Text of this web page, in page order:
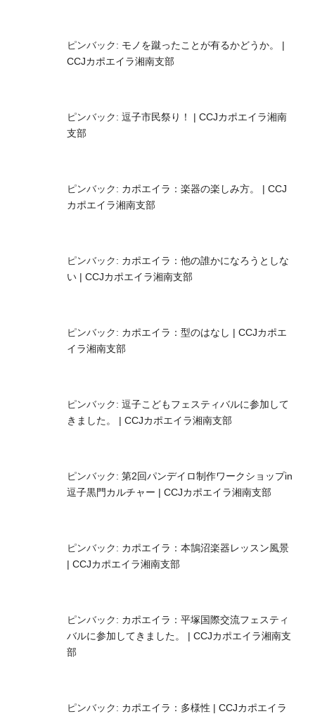
ピンバック: モノを蹴ったことが有るかどうか。 |
CCJカポエイラ湘南支部
ピンバック: 逗子市民祭り！ | CCJカポエイラ湘南
支部
ピンバック: カポエイラ：楽器の楽しみ方。 | CCJ
カポエイラ湘南支部
ピンバック: カポエイラ：他の誰かになろうとしな
い | CCJカポエイラ湘南支部
ピンバック: カポエイラ：型のはなし | CCJカポエ
イラ湘南支部
ピンバック: 逗子こどもフェスティバルに参加して
きました。 | CCJカポエイラ湘南支部
ピンバック: 第2回パンデイロ制作ワークショップin
逗子黒門カルチャー | CCJカポエイラ湘南支部
ピンバック: カポエイラ：本鵠沼楽器レッスン風景
| CCJカポエイラ湘南支部
ピンバック: カポエイラ：平塚国際交流フェスティ
バルに参加してきました。 | CCJカポエイラ湘南支
部
ピンバック: カポエイラ：多様性 | CCJカポエイラ